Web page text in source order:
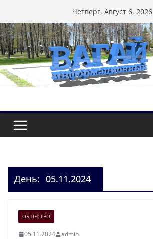
к
содержимому
Четверг, Август 6, 2026
День: 05.11.2024
ОБЩЕСТВО
05.11.2024 admin